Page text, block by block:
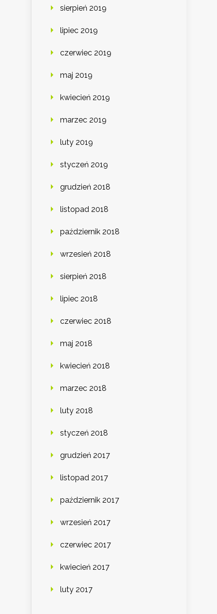
sierpień 2019
lipiec 2019
czerwiec 2019
maj 2019
kwiecień 2019
marzec 2019
luty 2019
styczeń 2019
grudzień 2018
listopad 2018
październik 2018
wrzesień 2018
sierpień 2018
lipiec 2018
czerwiec 2018
maj 2018
kwiecień 2018
marzec 2018
luty 2018
styczeń 2018
grudzień 2017
listopad 2017
październik 2017
wrzesień 2017
czerwiec 2017
kwiecień 2017
luty 2017